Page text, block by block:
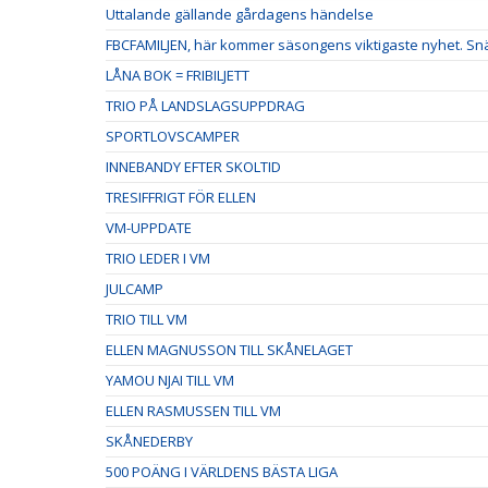
Uttalande gällande gårdagens händelse
FBCFAMILJEN, här kommer säsongens viktigaste nyhet.
LÅNA BOK = FRIBILJETT
TRIO PÅ LANDSLAGSUPPDRAG
SPORTLOVSCAMPER
INNEBANDY EFTER SKOLTID
TRESIFFRIGT FÖR ELLEN
VM-UPPDATE
TRIO LEDER I VM
JULCAMP
TRIO TILL VM
ELLEN MAGNUSSON TILL SKÅNELAGET
YAMOU NJAI TILL VM
ELLEN RASMUSSEN TILL VM
SKÅNEDERBY
500 POÄNG I VÄRLDENS BÄSTA LIGA